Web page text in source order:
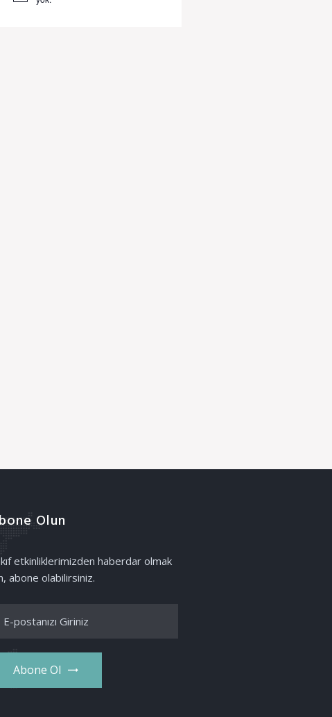
Olun
etkinliklerimizden haberdar olmak
abone olabilirsiniz.
Abone Ol